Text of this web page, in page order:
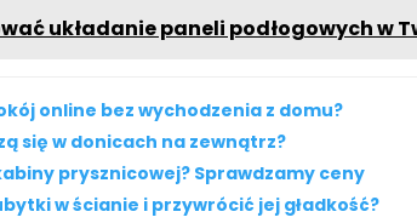
układanie paneli podłogowych w
online bez wychodzenia z domu?
się w donicach na zewnątrz?
prysznicowej? Sprawdzamy ceny
w ścianie i przywrócić jej gładkość?